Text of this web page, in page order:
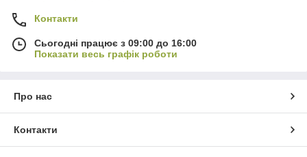
Контакти
Сьогодні працює з 09:00 до 16:00
Показати весь графік роботи
Про нас
Контакти